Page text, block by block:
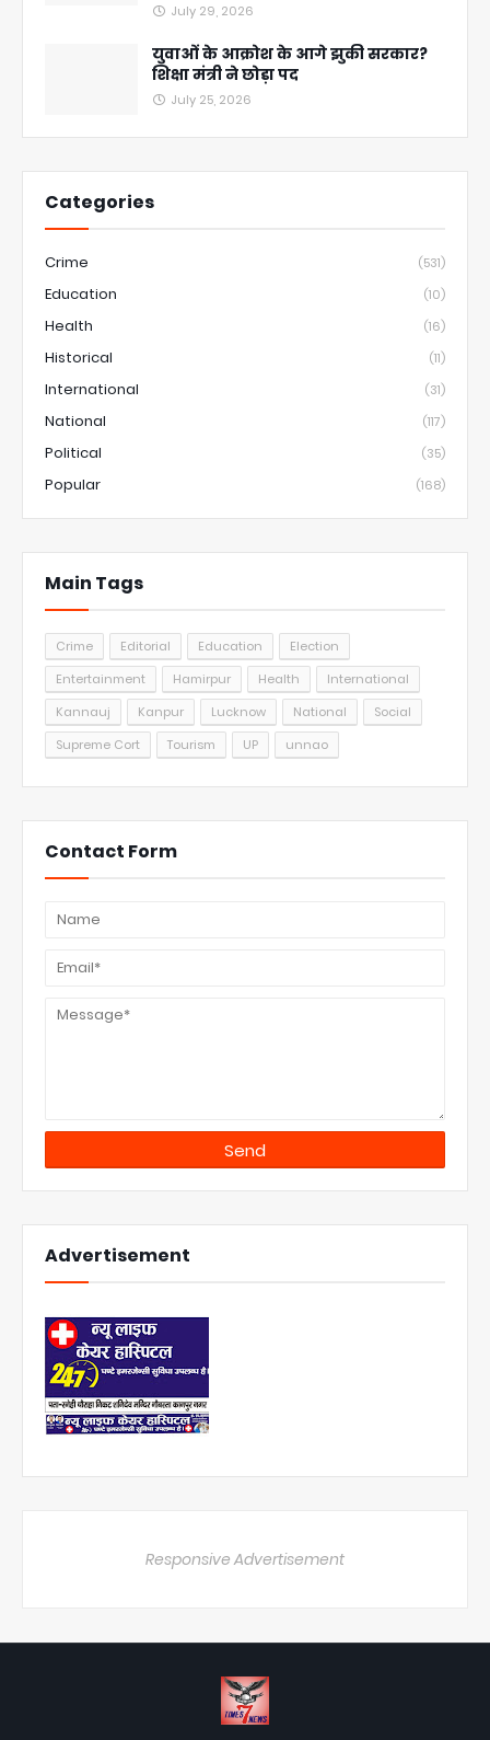
July 29, 2026
युवाओं के आक्रोश के आगे झुकी सरकार?
शिक्षा मंत्री ने छोड़ा पद
July 25, 2026
Categories
Crime (531)
Education (10)
Health (16)
Historical (11)
International (31)
National (117)
Political (35)
Popular (168)
Main Tags
Crime Editorial Education
Election
Entertainment
Hamirpur Health
International
Kannauj
Kanpur Lucknow National
Social
Supreme Cort
Tourism UP unnao
Contact Form
Advertisement
Responsive Advertisement